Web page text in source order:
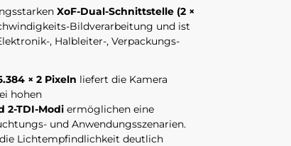
XoF-Dual-Schnittstelle (2 ×
Bildverarbeitung und ist
, Halbleiter-, Verpackungs-
× 2 Pixeln liefert die Kamera
hohen
2-TDI-Modiermöglichen eine
und Anwendungsszenarien.
Lichtempfindlichkeit deutlich